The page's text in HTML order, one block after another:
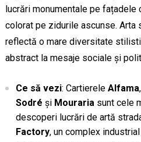
lucrări monumentale pe
colorat pe zidurile ascunse. Arta
reflectă o mare diversitate
abstract la mesaje sociale și
Ce să vezi: Cartierele Alfama,
Sodré și Mourariasunt cele
descoperi lucrări de artă
Factory, un complex